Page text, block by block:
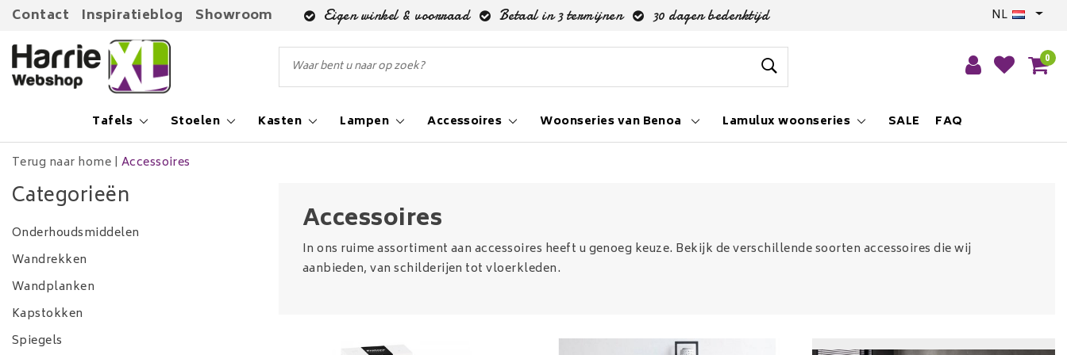
Contact Inspiratieblog Showroom Eigen winkel & voorraad Betaal in 3 termijnen 30 dagen bedenktijd NL
0
Tafels Stoelen Kasten Lampen Accessoires Woonseries van Benoa Lamulux woonseries SALE FAQ
Terug naar home | Accessoires
Categorieën
Onderhoudsmiddelen
Wandrekken
Wandplanken
Kapstokken
Spiegels
Accessoires
In ons ruime assortiment aan accessoires heeft u genoeg keuze. Bekijk de verschillende soorten accessoires die wij
aanbieden, van schilderijen tot vloerkleden.